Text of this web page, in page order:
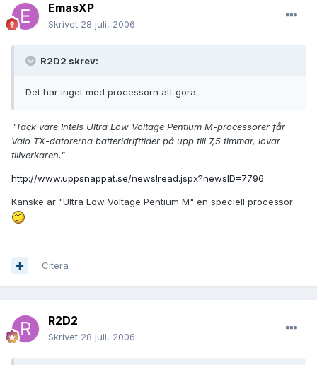
EmasXP
Skrivet 28 juli, 2006
R2D2 skrev:
Det har inget med processorn att göra.
"Tack vare Intels Ultra Low Voltage Pentium M-processorer får
Vaio TX-datorerna batteridrifttider på upp till 7,5 timmar, lovar
tillverkaren."
http://www.uppsnappat.se/news!read.jspx?newsID=7796
Kanske är "Ultra Low Voltage Pentium M" en speciell processor
Citera
R2D2
Skrivet 28 juli, 2006